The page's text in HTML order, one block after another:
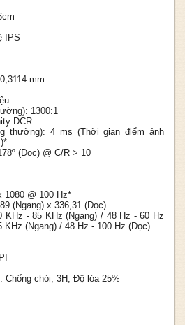
IPS
mm
1300:1
DCR
thường): 4 ms (Thời gian điểm ảnh
(Dọc) @ C/R > 10
1080 @ 100 Hz*
(Ngang) x 336,31 (Dọc)
KHz - 85 KHz (Ngang) / 48 Hz - 60 Hz
KHz (Ngang) / 48 Hz - 100 Hz (Dọc)
Chống chói, 3H, Độ lóa 25%